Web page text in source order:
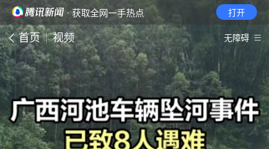
· 获取全网一手热点 打开
首页 视频 无障碍